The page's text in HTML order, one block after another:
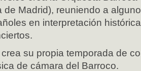
de Madrid), reuniendo a
en interpretación
su propia temporada de
de cámara del Barroco.